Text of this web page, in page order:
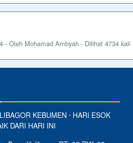
- Oleh Mohamad Ambyah - Dilihat 4734 kali
KEBUMEN ⋅ HARI ESOK
DARI HARI INI